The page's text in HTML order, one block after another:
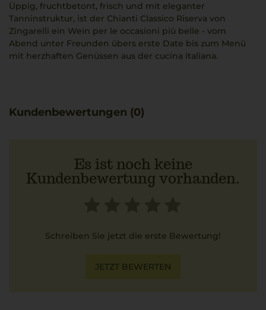
Üppig, fruchtbetont, frisch und mit eleganter
Tanninstruktur, ist der Chianti Classico Riserva von
Zingarelli ein Wein per le occasioni più belle - vom
Abend unter Freunden übers erste Date bis zum Menü
mit herzhaften Genüssen aus der cucina italiana.
Kundenbewertungen (0)
Es ist noch keine
Kundenbewertung vorhanden.
Schreiben Sie jetzt die erste Bewertung!
JETZT BEWERTEN